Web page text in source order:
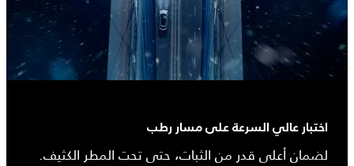
اختبار عالي السرعة على مسار رطب
لضمان أعلى قدر من الثبات، حتى تحت المطر الكثيف.